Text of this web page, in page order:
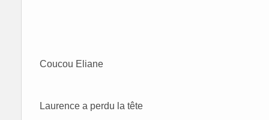
Coucou Eliane
Laurence a perdu la tête